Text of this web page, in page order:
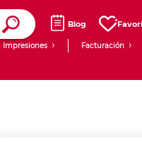
Blog
Impresiones Facturación